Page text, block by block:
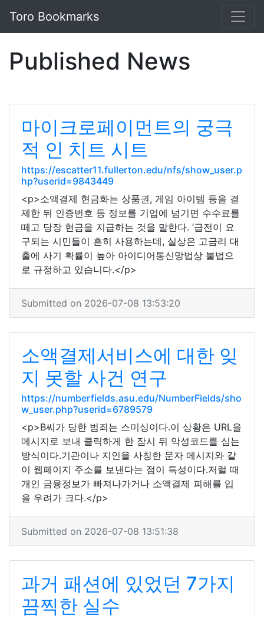
Toro Bookmarks
Published News
마이크로페이먼트의 궁극
적 인 치트 시트
https://escatter11.fullerton.edu/nfs/show_user.p
hp?userid=9843449
<p>소액결제 현금화는 상품권, 게임 아이템 등을 결
제한 뒤 인증번호 등 정보를 기업에 넘기면 수수료를
떼고 당장 현금을 지급하는 것을 말한다. ‘급전이 요
구되는 시민들이 흔히 사용하는데, 실상은 고금리 대
출에 사기 확률이 높아 아이디어통신망법상 불법으
로 규정하고 있습니다.</p>
Submitted on 2026-07-08 13:53:20
소액결제서비스에 대한 잊
지 못할 사건 연구
https://numberfields.asu.edu/NumberFields/sho
w_user.php?userid=6789579
<p>B씨가 당한 범죄는 스미싱이다.이 상황은 URL을
메시지로 보내 클릭하게 한 잠시 뒤 악성코드를 심는
방식이다.기관이나 지인을 사칭한 문자 메시지와 같
이 웹페이지 주소를 보낸다는 점이 특성이다.저럴 때
개인 금융정보가 빠져나가거나 소액결제 피해를 입
을 우려가 크다.</p>
Submitted on 2026-07-08 13:51:38
과거 패션에 있었던 7가지
끔찍한 실수